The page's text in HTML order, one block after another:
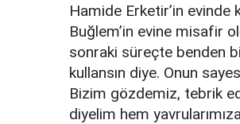
Hamide Erketir’in evinde
Buğlem’in evine misafir
sonraki süreçte benden
kullansın diye. Onun
Bizim gözdemiz, tebrik
diyelim hem